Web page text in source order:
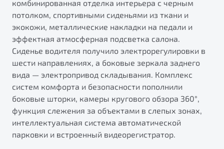
комбинированная отделка интерьера с черным
потолком, спортивными сиденьями из ткани и
экокожи, металлические накладки на педали и
эффектная атмосферная подсветка салона.
Сиденье водителя получило электрорегулировки в
шести направлениях, а боковые зеркала заднего
вида — электропривод складывания. Комплекс
систем комфорта и безопасности пополнили
боковые шторки, камеры кругового обзора 360°,
функция слежения за объектами в слепых зонах,
интеллектуальная система автоматической
парковки и встроенный видеорегистратор.